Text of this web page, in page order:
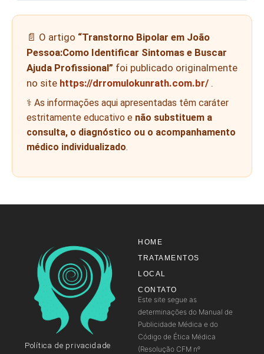
📄 O artigo “Transtorno Bipolar em João
Pessoa:Como Identificar Sintomas e Buscar
Ajuda Profissional” foi publicado originalmente
no site https://drromulokunrath.com.br/ .
⚕️ As informações aqui apresentadas têm caráter
estritamente educativo e não substituem a
consulta, o diagnóstico ou o acompanhamento
médico individualizado.
Política de privacidade
HOME
TRATAMENTOS
LOCAL
CONTATO
Este site segue as
determinações do Manual de
Publicidade Médica e do
Código de Ética Médica
(Resolução CFM nº